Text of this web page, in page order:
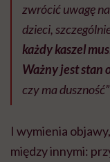
zwrócić uwagę
dzieci,
każdy kaszel
Ważny jest stan
czy ma
I wymienia
między innymi: